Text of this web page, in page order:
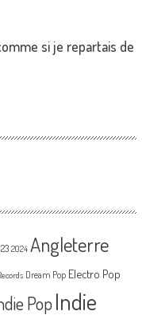
si je repartais de
2024 Angleterre
Dream Pop Electro Pop
PopIndie